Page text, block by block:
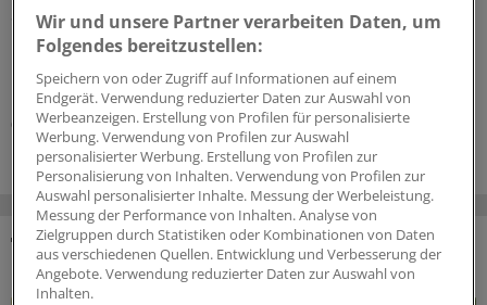
Seit Juni können nun auch Ärztinnen und Ärzte in
Nordrhein ihre Honorarabrechnungen während des
Quartals durchleuchten lassen. In den ersten beiden
Monaten sind über 20.000 Vorprüfungen eingegangen.
05.08.2026
DAS KÖNNTE SIE AUCH INTERESSIEREN
Wir und unsere Partner verarbeiten Daten, um
Folgendes bereitzustellen:
Speichern von oder Zugriff auf Informationen auf einem
Endgerät. Verwendung reduzierter Daten zur Auswahl von
Werbeanzeigen. Erstellung von Profilen für personalisierte
Werbung. Verwendung von Profilen zur Auswahl
personalisierter Werbung. Erstellung von Profilen zur
Personalisierung von Inhalten. Verwendung von Profilen zur
Auswahl personalisierter Inhalte. Messung der Werbeleistung.
Messung der Performance von Inhalten. Analyse von
Zielgruppen durch Statistiken oder Kombinationen von Daten
aus verschiedenen Quellen. Entwicklung und Verbesserung der
Angebote. Verwendung reduzierter Daten zur Auswahl von
Inhalten.